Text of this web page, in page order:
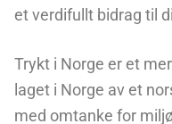
et verdifullt bidrag til
Trykt i Norge er et
laget i Norge av et
med omtanke for